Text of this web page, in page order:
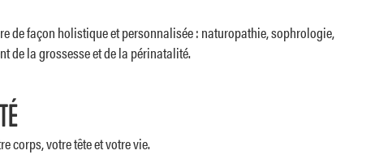
de façon holistique et personnalisée : naturopathie, sophrologie,
de la grossesse et de la périnatalité.
corps, votre tête et votre vie.